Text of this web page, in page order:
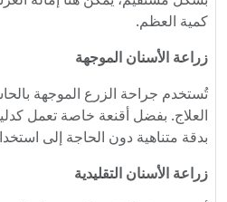
كمية العظم.
زراعة الأسنان الموجهة
تُستخدم جراحة الزرع الموجهة
العلاج. بفضل أقنعة خاصة تعمل
بدقة متناهية دون الحاجة إلى
زراعة الأسنان التقليدية